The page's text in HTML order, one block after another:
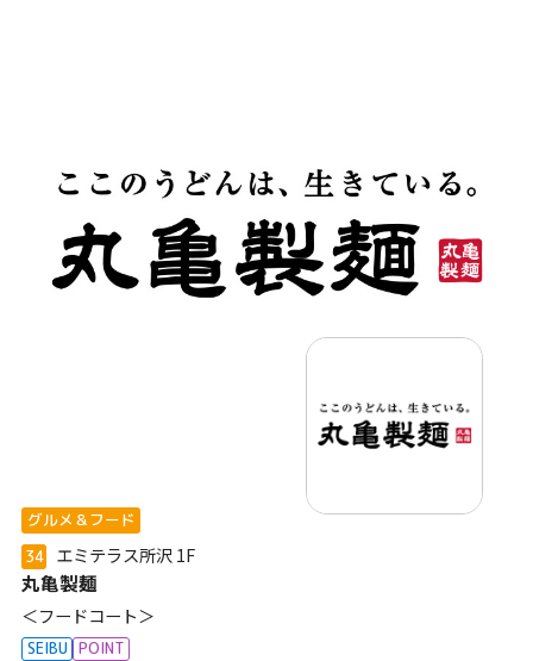
グルメ＆フード
34
エミテラス所沢 1F
丸亀製麺
＜フードコート＞
SEIBU POINT